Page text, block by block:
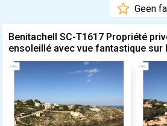
Geen
Benitachell SC-T1617 Propriété
ensoleillé avec vue fantastique sur